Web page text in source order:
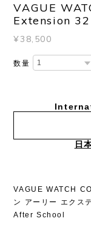
VAGUE
Extension
¥38,500
数量
日
VAGUE WATCH
ン アーリー エクス
After School